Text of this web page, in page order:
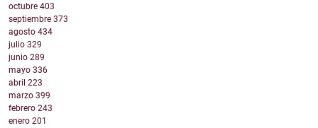
octubre 403
septiembre 373
agosto 434
julio 329
junio 289
mayo 336
abril 223
marzo 399
febrero 243
enero 201